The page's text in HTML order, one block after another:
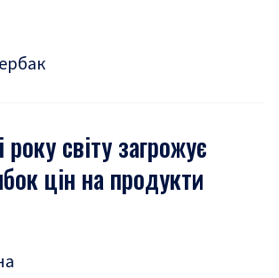
року світу загрожує
цін на продукти